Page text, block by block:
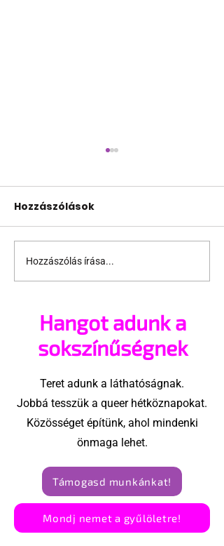
Miket nézzünk idén a
Sziget queer
Hozzászólások
Hozzászólás írása...
Hangot adunk a
sokszínűségnek
Teret adunk a láthatóságnak.
Jobbá tesszük a queer hétköznapokat.
Közösséget építünk, ahol mindenki
önmaga lehet.
Támogasd munkánkat!
Mondj nemet a gyűlöletre!